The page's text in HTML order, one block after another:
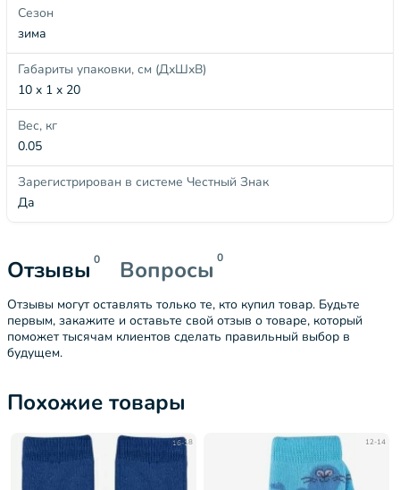
Сезон
зима
Габариты упаковки, см (ДхШхВ)
10 x 1 x 20
Вес, кг
0.05
Зарегистрирован в системе Честный Знак
Да
Отзывы 0 Вопросы 0
Отзывы могут оставлять только те, кто купил товар. Будьте
первым, закажите и оставьте свой отзыв о товаре, который
поможет тысячам клиентов сделать правильный выбор в
будущем.
Похожие товары
16-18 12-14